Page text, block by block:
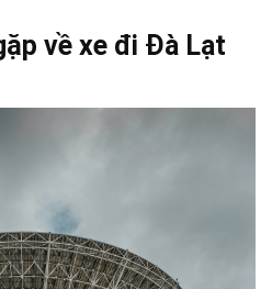
về xe đi Đà Lạt